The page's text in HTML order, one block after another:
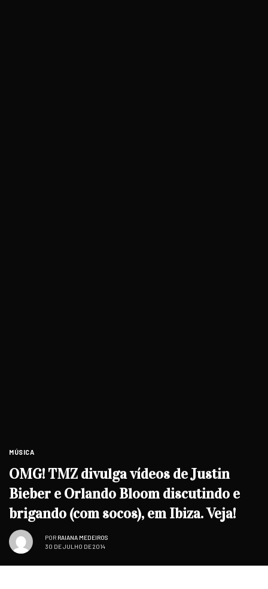
MÚSICA
OMG! TMZ divulga vídeos de Justin
Bieber e Orlando Bloom discutindo e
brigando (com socos), em Ibiza. Veja!
POR RAIANA MEDEIROS
30 DE JULHO DE 2014